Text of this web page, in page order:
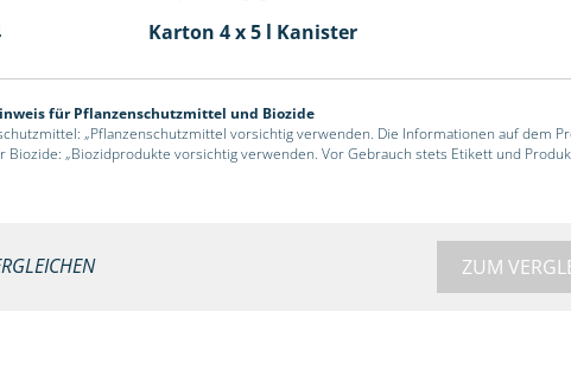
Karton 4 x 5 l Kanister
für Pflanzenschutzmittel und Biozide
„Pflanzenschutzmittel vorsichtig verwenden. Die Informationen auf dem
Biozide: „Biozidprodukte vorsichtig verwenden. Vor Gebrauch stets Etikett und
ZUM